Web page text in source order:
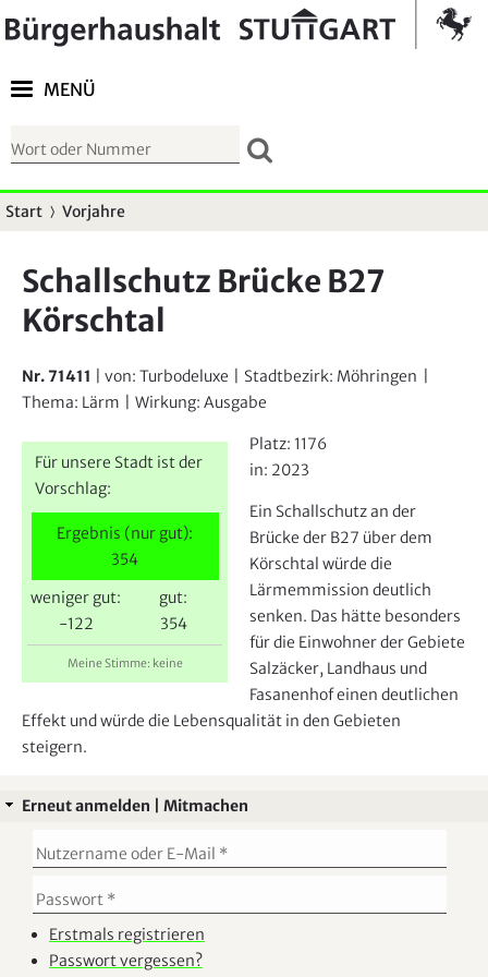
Springe zur Navigation
Kontrast umschalten
MENÜ
S
u
c
f
o
r
u
a
S
Start Vorjahre
Schallschutz Brücke B27
Körschtal
Nr. 71411 | von: Turbodeluxe Stadtbezirk: Möhringen
Thema: Lärm Wirkung:Ausgabe
Für unsere Stadt ist der
Vorschlag:
Ergebnis (nur gut):
354
weniger gut:
-122
gut:
354
Meine Stimme: keine
Platz: 1176
in: 2023
Ein Schallschutz an der
Brücke der B27 über dem
Körschtal würde die
Lärmemmission deutlich
senken. Das hätte besonders
für die Einwohner der Gebiete
Salzäcker, Landhaus und
Fasanenhof einen deutlichen
Effekt und würde die Lebensqualität in den Gebieten
steigern.
Erneut anmelden | Mitmachen
Erstmals registrieren
Passwort vergessen?